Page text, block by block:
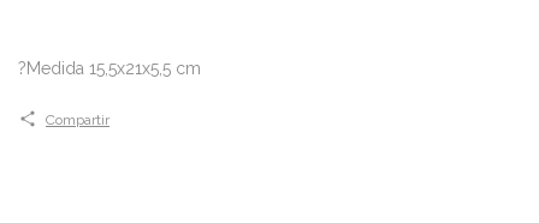
?Medida 15,5x21x5,5 cm
Compartir